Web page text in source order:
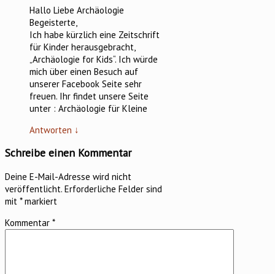
Hallo Liebe Archäologie
Begeisterte,
Ich habe kürzlich eine Zeitschrift
für Kinder herausgebracht,
„Archäologie for Kids“. Ich würde
mich über einen Besuch auf
unserer Facebook Seite sehr
freuen. Ihr findet unsere Seite
unter : Archäologie für Kleine
Antworten ↓
Schreibe einen Kommentar
Deine E-Mail-Adresse wird nicht
veröffentlicht. Erforderliche Felder sind
mit *markiert
Kommentar *